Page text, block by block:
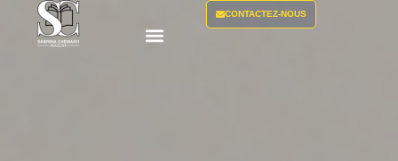
CONTACTEZ-NOUS